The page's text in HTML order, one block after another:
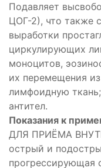
Подавляет
ЦОГ-2), что также
выработки
циркулирующих
моноцитов,
их перемещения
лимфоидную
антител.
Показания к
ДЛЯ ПРИЁМА
острый и
прогрессирующая